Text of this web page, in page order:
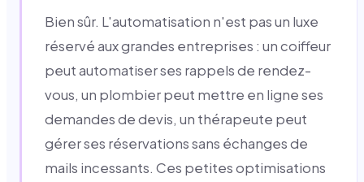
Bien sûr. L'automatisation n'est pas un luxe
réservé aux grandes entreprises : un coiffeur
peut automatiser ses rappels de rendez-
vous, un plombier peut mettre en ligne ses
demandes de devis, un thérapeute peut
gérer ses réservations sans échanges de
mails incessants. Ces petites optimisations